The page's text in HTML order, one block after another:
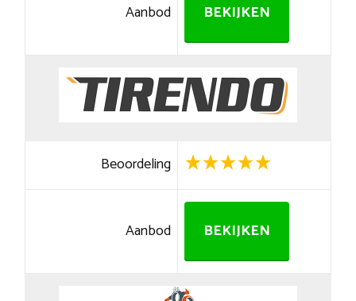
Aanbod BEKIJKEN
Beoordeling
Aanbod BEKIJKEN